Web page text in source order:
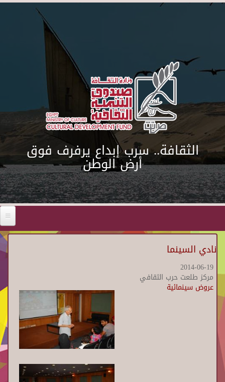
Skip to main content
الثقافة.. سرب إبداع يرفرف فوق
أرض الوطن
نادي السينما
2014-06-19
مركز طلعت حرب الثقافي
عروض سينمائية